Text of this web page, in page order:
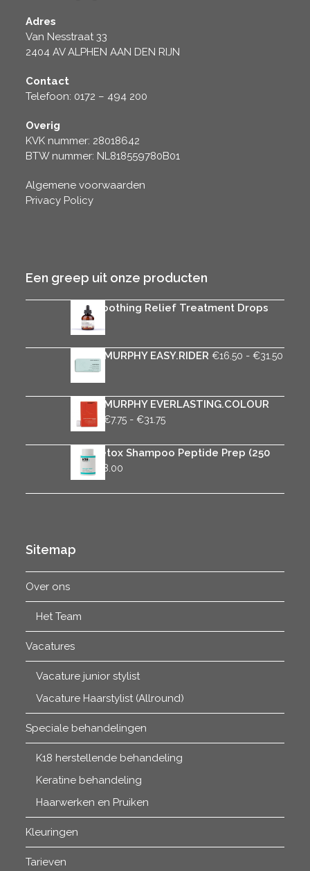
Adres
Van Nesstraat 33
2404 AV ALPHEN AAN DEN RIJN
Contact
Telefoon: 0172 – 494 200
Overig
KVK nummer: 28018642
BTW nummer: NL818559780B01
Algemene voorwaarden
Privacy Policy
Een greep uit onze producten
Rica Soothing Relief Treatment Drops
29.95
KEVIN.MURPHY EASY.RIDER €16.50 - €31.50
KEVIN.MURPHY EVERLASTING.COLOUR
RINSE
€7.75 - €31.75Prijsklasse:
tot
K18 Detox Shampoo Peptide Prep (250
ml) € 38.00
Sitemap
Over ons
Het Team
Vacatures
Vacature junior stylist
Vacature Haarstylist (Allround)
Speciale behandelingen
K18 herstellende behandeling
Keratine behandeling
Haarwerken en Pruiken
Kleuringen
Tarieven